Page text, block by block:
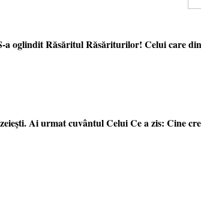
oglindit Răsăritul Răsăriturilor! Celui care
Ai urmat cuvântul Celui Ce a zis: Cine